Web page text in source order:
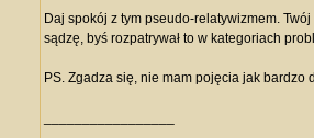
Daj spokój z tym pseudo-relatywizmem.
sądzę, byś rozpatrywał to w kategoriach
PS. Zgadza się, nie mam pojęcia jak